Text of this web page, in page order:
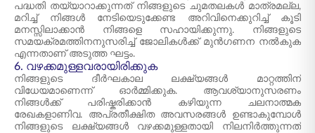
പദ്ധതി തയ്യാറാക്കുന്നത് നിങ്ങളുടെ ചുമതലകൾ മാത്രമല്ല,
മറിച്ച് നിങ്ങൾ നേടിയെടുക്കേണ്ട അറിവിനെക്കുറിച്ച് കൂടി
മനസ്സിലാക്കാൻ നിങ്ങളെ സഹായിക്കുന്നു. നിങ്ങളുടെ
സമയക്രമത്തിനനുസരിച്ച് ജോലികൾക്ക് മുൻഗണന നൽകുക
എന്നതാണ് അടുത്ത ഘട്ടം.
6. വഴക്കമുള്ളവരായിരിക്കുക
നിങ്ങളുടെ ദീർഘകാല ലക്ഷ്യങ്ങൾ മാറ്റത്തിന്
വിധേയമാണെന്ന് ഓർമ്മിക്കുക. ആവശ്യാനുസരണം
നിങ്ങൾക്ക് പരിഷ്കരിക്കാൻ കഴിയുന്ന ചലനാത്മക
രേഖകളാണിവ. അപ്രതീക്ഷിത അവസരങ്ങൾ ഉണ്ടാകുമ്പോൾ
നിങ്ങളുടെ ലക്ഷ്യങ്ങൾ വഴക്കമുള്ളതായി നിലനിർത്തുന്നത്